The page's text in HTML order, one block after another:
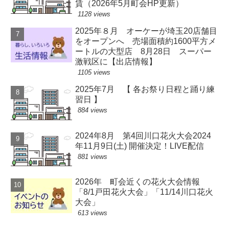
賃（2026年5月町会HP更新）
1128 views
2025年８月 オーケーが埼玉20店舗目
をオープンへ 売場面積約1600平方メ
ートルの大型店 8月28日 スーパー
激戦区に【出店情報】
1105 views
2025年7月 【 各お祭り日程と踊り練
習日 】
884 views
2024年8月 第4回川口花火大会2024
年11月9日(土) 開催決定！LIVE配信
881 views
2026年 町会近くの花火大会情報
「8/1戸田花火大会」「11/14川口花火
大会」
613 views